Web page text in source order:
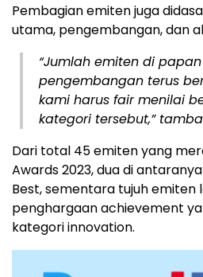
Pembagian emiten juga
utama, pengembangan, dan
“Jumlah emiten di
pengembangan terus
kami harus fair menilai
kategori tersebut,”
Dari total 45 emiten yang
Awards 2023, dua di
Best, sementara tujuh emiten
penghargaan achievement
kategori innovation.